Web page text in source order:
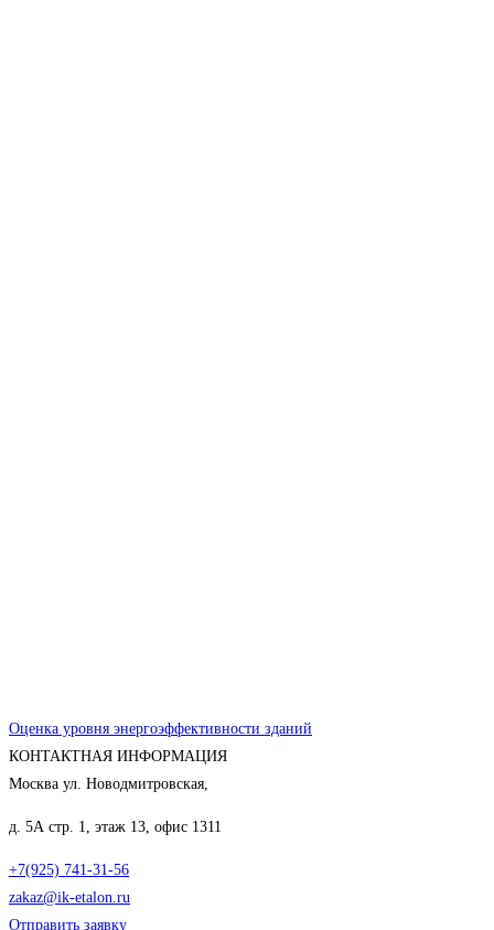
Оценка уровня энергоэффективности зданий
КОНТАКТНАЯ ИНФОРМАЦИЯ
Москва ул. Новодмитровская,
д. 5А стр. 1, этаж 13, офис 1311
+7(925) 741-31-56
zakaz@ik-etalon.ru
Отправить заявку